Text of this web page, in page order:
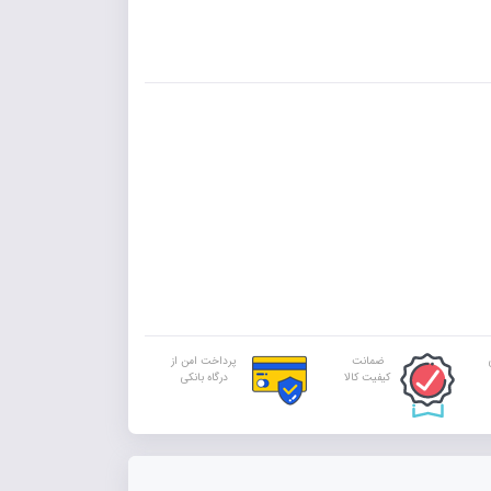
ضمانت
کیفیت کالا
پرداخت امن از
درگاه بانکی